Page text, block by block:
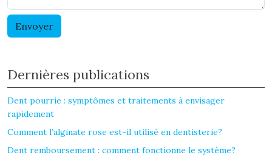
Dernières publications
Dent pourrie : symptômes et traitements à envisager
rapidement
Comment l’alginate rose est-il utilisé en dentisterie?
Dent remboursement : comment fonctionne le système?